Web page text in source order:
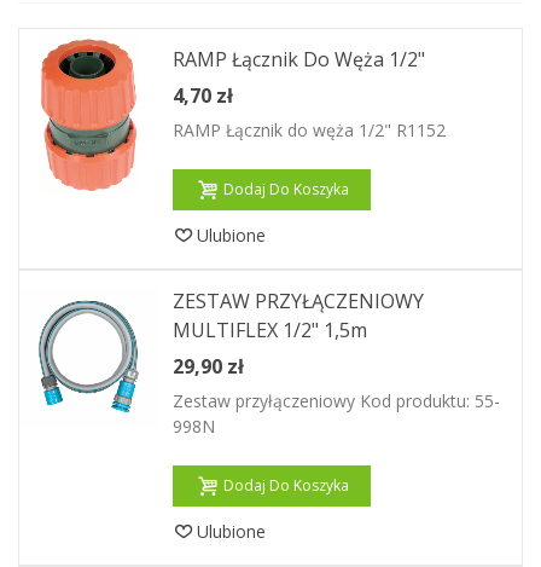
RAMP Łącznik Do Węża 1/2"
4,70 zł
RAMP Łącznik do węża 1/2" R1152
Dodaj Do Koszyka
Ulubione
ZESTAW PRZYŁĄCZENIOWY
MULTIFLEX 1/2" 1,5m
29,90 zł
Zestaw przyłączeniowy Kod produktu: 55-
998N
Dodaj Do Koszyka
Ulubione